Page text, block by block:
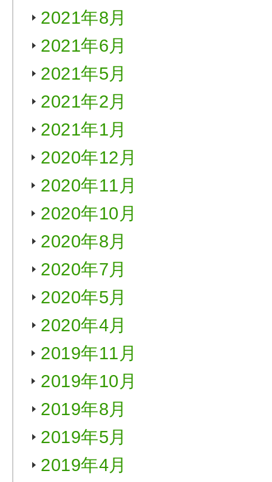
2021年8月
2021年6月
2021年5月
2021年2月
2021年1月
2020年12月
2020年11月
2020年10月
2020年8月
2020年7月
2020年5月
2020年4月
2019年11月
2019年10月
2019年8月
2019年5月
2019年4月